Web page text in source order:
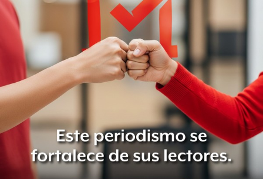
Para el estudio fueron escogidas 24 de las 195 estaciones
con que cuentan las 12 líneas del Metro, incluidas las de